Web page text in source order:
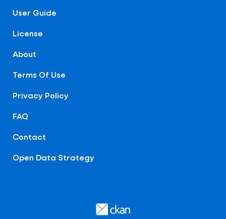
User Guide
License
About
Terms Of Use
Privacy Policy
FAQ
Contact
Open Data Strategy